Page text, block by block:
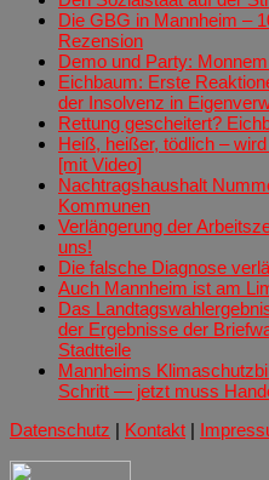
Die GBG in Mannheim –
Rezension
Demo und Party:
Eichbaum: Erste
der Insolvenz in
Rettung gescheitert?
Heiß, heißer, tödlich –
[mit Video]
Nachtragshaushalt
Kommunen
Verlängerung der
uns!
Die falsche Diagnose
Auch Mannheim ist am
Das
der Ergebnisse der
Stadtteile
Mannheims
Schritt — jetzt muss
Datenschutz
Kontakt